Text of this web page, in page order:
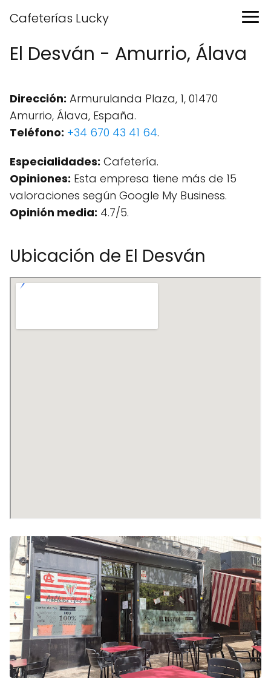
Cafeterías Lucky
El Desván - Amurrio, Álava
Dirección: Armurulanda Plaza, 1, 01470
Amurrio, Álava, España.
Teléfono: +34 670 43 41 64.
Especialidades: Cafetería.
Opiniones: Esta empresa tiene más de 15
valoraciones según Google My Business.
Opinión media: 4.7/5.
Ubicación de El Desván